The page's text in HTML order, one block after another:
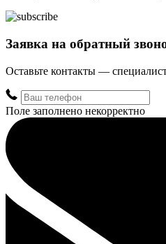
Заявка на обратный
Оставьте контакты —
Поле заполнено некорректно